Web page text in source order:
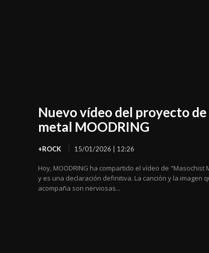
Nuevo vídeo del proyecto de
metal MOODRING
+ROCK 15/01/2026 | 12:26
Hoy, MOODRING ha compartido el vídeo de "Masochist
y es una declaración definitiva. La canción y la imagen
acompaña son nerviosas...